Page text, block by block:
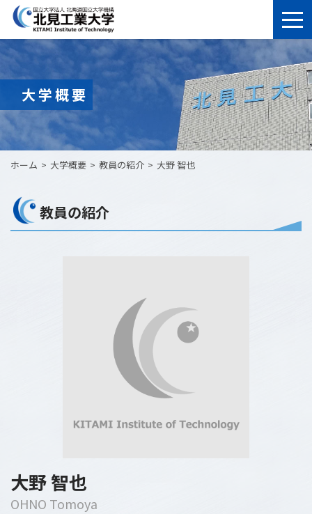
大学概要
ホーム 大学概要 教員の紹介 大野 智也
教員の紹介
大野 智也
OHNO Tomoya